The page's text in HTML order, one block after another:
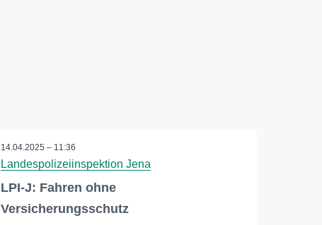
14.04.2025 – 11:36
Landespolizeiinspektion Jena
LPI-J: Fahren ohne
Versicherungsschutz